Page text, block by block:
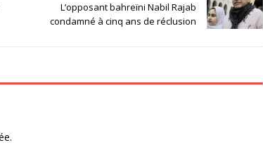
L’opposant bahreïni Nabil Rajab
condamné à cinq ans de réclusion